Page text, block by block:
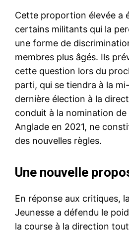
Cette proportion élevée a
certains militants qui la
une forme de
membres plus âgés. Ils
cette question lors du
parti, qui se tiendra à la
dernière élection à la
conduit à la nomination de
Anglade en 2021, ne
des nouvelles règles.
Une nouvelle
En réponse aux critiques,
Jeunesse a défendu le
la course à la direction